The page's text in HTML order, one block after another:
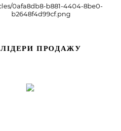
ЛІДЕРИ ПРОДАЖУ